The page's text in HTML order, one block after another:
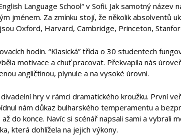
Language School“ v Sofii. Jak samotný název
jménem. Za zmínku stojí, že několik absolventů
Oxford, Harvard, Cambridge, Princeton,
hodin. “Klasická” třída o 30 studentech
motivace a chuť pracovat. Překvapila nás
angličtinou, plynule a na vysoké úrovni.
hry v rámci dramatického kroužku. První
nám důkaz bulharského temperamentu a
do konce. Navíc si scénář napsali sami a vybrali
která dohlížela na jejich výkony.